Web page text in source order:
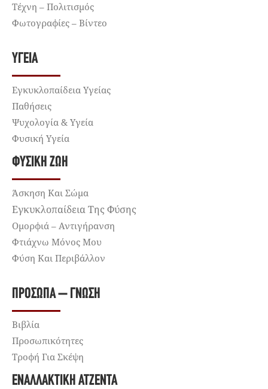
Τέχνη – Πολιτισμός
Φωτογραφίες – Βίντεο
ΥΓΕΊΑ
Εγκυκλοπαίδεια Υγείας
Παθήσεις
Ψυχολογία & Υγεία
Φυσική Υγεία
ΦΥΣΙΚΉ ΖΩΉ
Άσκηση Και Σώμα
Εγκυκλοπαίδεια Της Φύσης
Ομορφιά – Αντιγήρανση
Φτιάχνω Μόνος Μου
Φύση Και Περιβάλλον
ΠΡΌΣΩΠΑ – ΓΝΏΣΗ
Βιβλία
Προσωπικότητες
Τροφή Για Σκέψη
ΕΝΑΛΛΑΚΤΙΚΉ ΑΤΖΈΝΤΑ